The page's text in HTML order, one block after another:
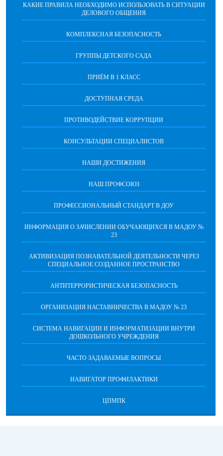
КАКИЕ ПРАВИЛА НЕОБХОДИМО ИСПОЛЬЗОВАТЬ В СИТУАЦИИ
ДЕЛОВОГО ОБЩЕНИЯ
КОМПЛЕКСНАЯ БЕЗОПАСНОСТЬ
ГРУППЫ ДЕТСКОГО САДА
ПРИЁМ В 1 КЛАСС
ДОСТУПНАЯ СРЕДА
ПРОТИВОДЕЙСТВИЕ КОРРУПЦИИ
КОНСУЛЬТАЦИИ СПЕЦИАЛИСТОВ
НАШИ ДОСТИЖЕНИЯ
НАШ ПРОФСОЮЗ
ПРОФЕССИОНАЛЬНЫЙ СТАНДАРТ В ДОУ
ИНФОРМАЦИЯ О ЗАЧИСЛЕНИИ ОБУЧАЮЩИХСЯ В МАДОУ №
23
АКТИВИЗАЦИЯ ПОЗНАВАТЕЛЬНОЙ ДЕЯТЕЛЬНОСТИ ЧЕРЕЗ
СПЕЦИАЛЬНОЕ СОЗДАННОЕ ПРОСТРАНСТВО
АНТИТЕРРОРИСТИЧЕСКАЯ БЕЗОПАСНОСТЬ
ОРГАНИЗАЦИЯ НАСТАВНИЧЕСТВА В МАДОУ № 23
СИСТЕМА НАВИГАЦИИ И ИНФОРМАТИЗАЦИИ ВНУТРИ
ДОШКОЛЬНОГО УЧРЕЖДЕНИЯ
ЧАСТО ЗАДАВАЕМЫЕ ВОПРОСЫ
НАВИГАТОР ПРОФИЛАКТИКИ
ЦПМПК